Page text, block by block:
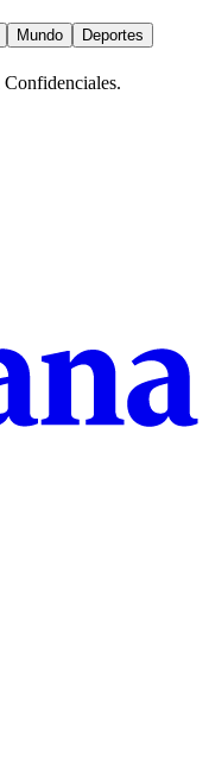
Mundo
Deportes
Confidenciales.